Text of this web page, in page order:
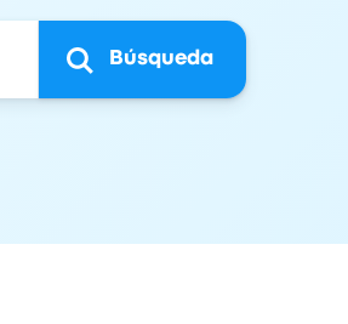
Búsqueda